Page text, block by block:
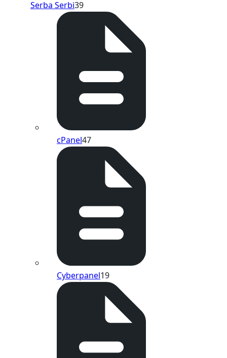
Serba Serbi39
cPanel47
Cyberpanel19